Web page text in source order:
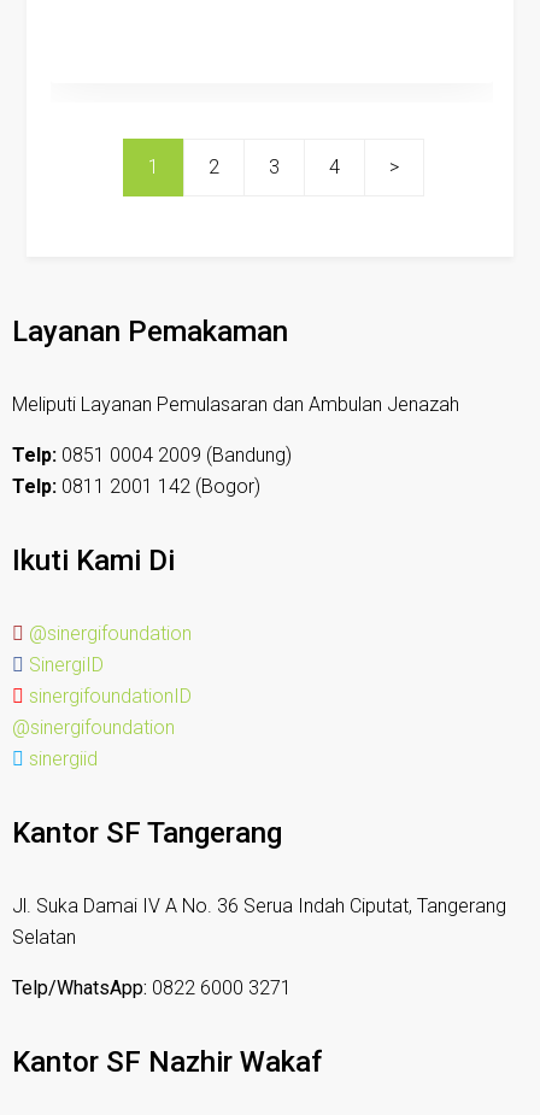
1 2 3 4 >
Layanan Pemakaman
Meliputi Layanan Pemulasaran dan Ambulan Jenazah
Telp: 0851 0004 2009 (Bandung)
Telp: 0811 2001 142 (Bogor)
Ikuti Kami Di
@sinergifoundation
SinergiID
sinergifoundationID
@sinergifoundation
sinergiid
Kantor SF Tangerang
Jl. Suka Damai IV A No. 36 Serua Indah Ciputat, Tangerang
Selatan
Telp/WhatsApp: 0822 6000 3271
Kantor SF Nazhir Wakaf